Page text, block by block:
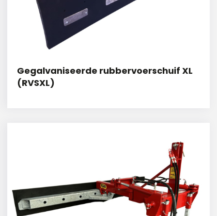
Gegalvaniseerde rubbervoerschuif XL
(RVSXL)